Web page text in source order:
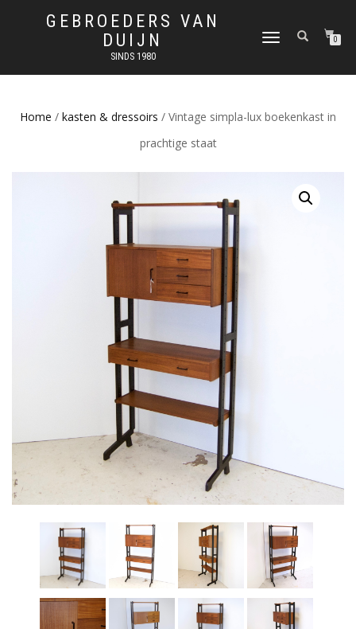
GEBROEDERS VAN
DUIJN
SINDS 1980
SCHAKEL
0
Home / kasten & dressoirs / Vintage simpla-lux boekenkast in
prachtige staat